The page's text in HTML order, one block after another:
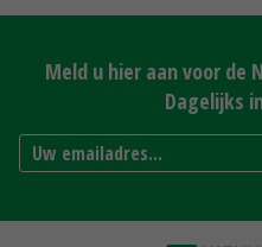
Meld u hier aan voor de
Dagelijks